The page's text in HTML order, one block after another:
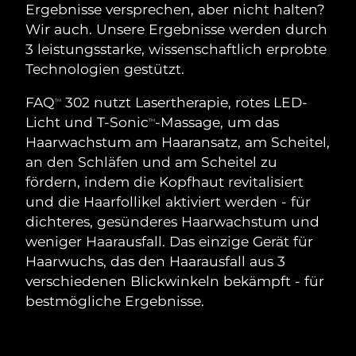
Ergebnisse versprechen, aber nicht halten?
Wir auch. Unsere Ergebnisse werden durch
3 leistungsstarke, wissenschaftlich erprobte
Technologien gestützt.
FAQTM
302 nutzt Lasertherapie, rotes LED-
Licht und T-SonicTM-Massage, um das
Haarwachstum am Haaransatz, am Scheitel,
an den Schläfen und am Scheitel zu
fördern, indem die Kopfhaut revitalisiert
und die Haarfollikel aktiviert werden - für
dichteres, gesünderes Haarwachstum und
weniger Haarausfall. Das einzige Gerät für
Haarwuchs, das den Haarausfall aus 3
verschiedenen Blickwinkeln bekämpft - für
bestmögliche Ergebnisse.
Gesichtsreinigung
LUNA™ 4 Set
Anti-aging massage
LUNA™ 4 Plus
Massage, LED heating
LUNA™ 4 Men
For men, anti-aging massage
Gesichtsstraffung
BEAR™ 2 Set
Microcurrent toning
BEAR™ 2 go
Microcurrent toning on-the-go
BEAR™ 2 eyes & lips
Microcurrent line smoothing device
Hydratisierung
UFO™ 3 Set
Deep facial hydration
UFO™ 3 LED
Near-infrared and red light therapy
Mundpflege
issa™ 4
Hybrid silicone sonic toothbrush
issa™ 4 plus
FAQ™ ANTI-AGING-BEHANDLUNG
NEW
Australien Erwartete Lieferung8/14/26
Österreich Erwartete Lieferung 8/11/26
Bahrain
Belgien Erwartete Lieferung
Bermuda Erwartete Lieferung 8/17/26
Bosnien und
Herzegowina
Erwartete Lieferung8/14/26
Brunei Darussalam Erwartete Lieferung 8/16/26
Bulgarien Erwartete Lieferung 8/11/26